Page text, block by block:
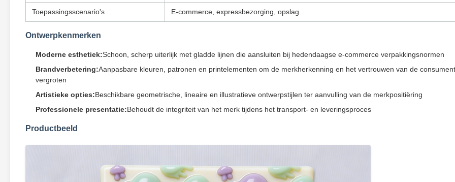
Toepassingsscenario's E-commerce, expressbezorging, opslag
Ontwerpkenmerken
Moderne esthetiek:Schoon, scherp uiterlijk met gladde lijnen die aansluiten bij hedendaagse e-commerce verpakkingsnormen
Brandverbetering:Aanpasbare kleuren, patronen en printelementen om de merkherkenning en het vertrouwen van de
vergroten
Artistieke opties:Beschikbare geometrische, lineaire en illustratieve ontwerpstijlen ter aanvulling van de merkpositiëring
Professionele presentatie:Behoudt de integriteit van het merk tijdens het transport- en leveringsproces
Productbeeld